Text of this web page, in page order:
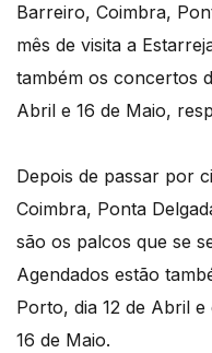
Barreiro, Coimbra,
mês de visita a
também os concertos
Abril e 16 de Maio,
Depois de passar por
Coimbra, Ponta
são os palcos que se
Agendados estão
Porto, dia 12 de Abril
16 de Maio.